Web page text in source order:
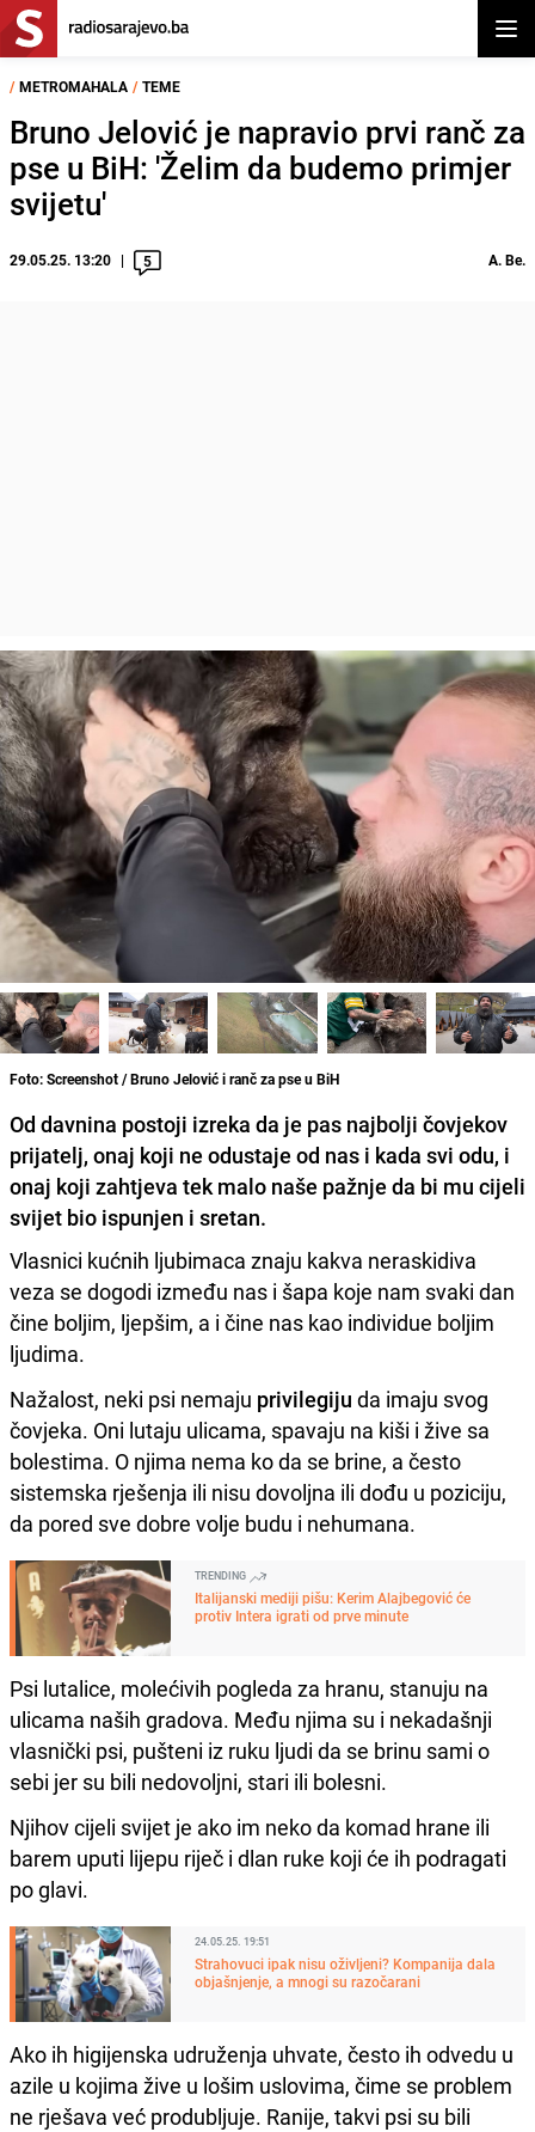
/ METROMAHALA / TEME
Bruno Jelović je napravio prvi ranč za
pse u BiH: 'Želim da budemo primjer
svijetu'
29.05.25. 13:20 5 A. Be.
Foto: Screenshot / Bruno Jelović i ranč za pse u BiH
Od davnina postoji izreka da je pas najbolji čovjekov
prijatelj, onaj koji ne odustaje od nas i kada svi odu, i
onaj koji zahtjeva tek malo naše pažnje da bi mu cijeli
svijet bio ispunjen i sretan.
Vlasnici kućnih ljubimaca znaju kakva neraskidiva
veza se dogodi između nas i šapa koje nam svaki dan
čine boljim, ljepšim, a i čine nas kao individue boljim
ljudima.
Nažalost, neki psi nemaju privilegiju da imaju svog
čovjeka. Oni lutaju ulicama, spavaju na kiši i žive sa
bolestima. O njima nema ko da se brine, a često
sistemska rješenja ili nisu dovoljna ili dođu u poziciju,
da pored sve dobre volje budu i nehumana.
TRENDING
Italijanski mediji pišu: Kerim Alajbegović će
protiv Intera igrati od prve minute
Psi lutalice, molećivih pogleda za hranu, stanuju na
ulicama naših gradova. Među njima su i nekadašnji
vlasnički psi, pušteni iz ruku ljudi da se brinu sami o
sebi jer su bili nedovoljni, stari ili bolesni.
Njihov cijeli svijet je ako im neko da komad hrane ili
barem uputi lijepu riječ i dlan ruke koji će ih podragati
po glavi.
24.05.25. 19:51
Strahovuci ipak nisu oživljeni? Kompanija dala
objašnjenje, a mnogi su razočarani
Ako ih higijenska udruženja uhvate, često ih odvedu u
azile u kojima žive u lošim uslovima, čime se problem
ne rješava već produbljuje. Ranije, takvi psi su bili